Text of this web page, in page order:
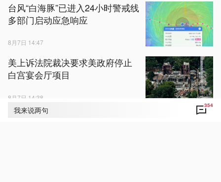
我来说两句 354
台风“白海豚”已进入24小时警戒线
多部门启动应急响应
8月7日 14:47
美上诉法院裁决要求美政府停止
白宫宴会厅项目
8月7日 14:38
视频丨美暂停墨西哥一州牛油果